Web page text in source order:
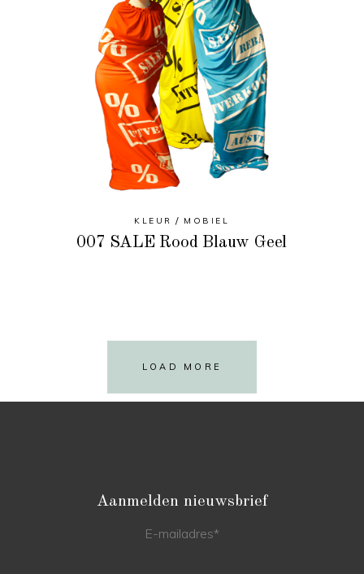
KLEUR MOBIEL
007 SALE Rood Blauw Geel
LOAD MORE
Aanmelden nieuwsbrief
E-mailadres*